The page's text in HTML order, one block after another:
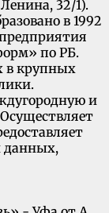
32/1).
в 1992
по РБ.
в крупных
и
данных,